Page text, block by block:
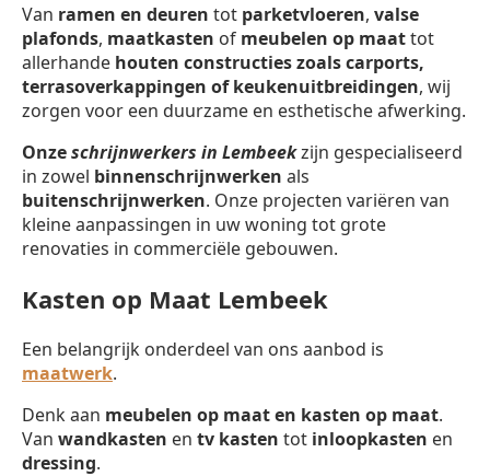
Van ramen en deuren tot parketvloeren, valse
plafonds, maatkasten of meubelen op maattot
allerhande houten constructies zoals carports,
terrasoverkappingen of keukenuitbreidingen, wij
zorgen voor een duurzame en esthetische afwerking.
Onzeschrijnwerkers in Lembeekzijn gespecialiseerd
in zowel binnenschrijnwerken als
buitenschrijnwerken. Onze projecten variëren van
kleine aanpassingen in uw woning tot grote
renovaties in commerciële gebouwen.
Kasten op Maat Lembeek
Een belangrijk onderdeel van ons aanbod is
maatwerk.
Denk aan meubelen op maat en kasten op maat.
Van wandkasten en tv kasten tot inloopkasten en
dressing.